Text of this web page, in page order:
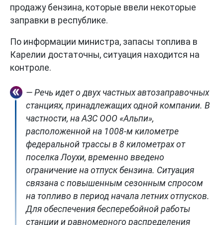
продажу бензина, которые ввели некоторые
заправки в республике.
По информации министра, запасы топлива в
Карелии достаточны, ситуация находится на
контроле.
— Речь идет о двух частных автозаправочных
станциях, принадлежащих одной компании. В
частности, на АЗС ООО «Альпи»,
расположенной на 1008-м километре
федеральной трассы в 8 километрах от
поселка Лоухи, временно введено
ограничение на отпуск бензина. Ситуация
связана с повышенным сезонным спросом
на топливо в период начала летних отпусков.
Для обеспечения бесперебойной работы
станции и равномерного распределения